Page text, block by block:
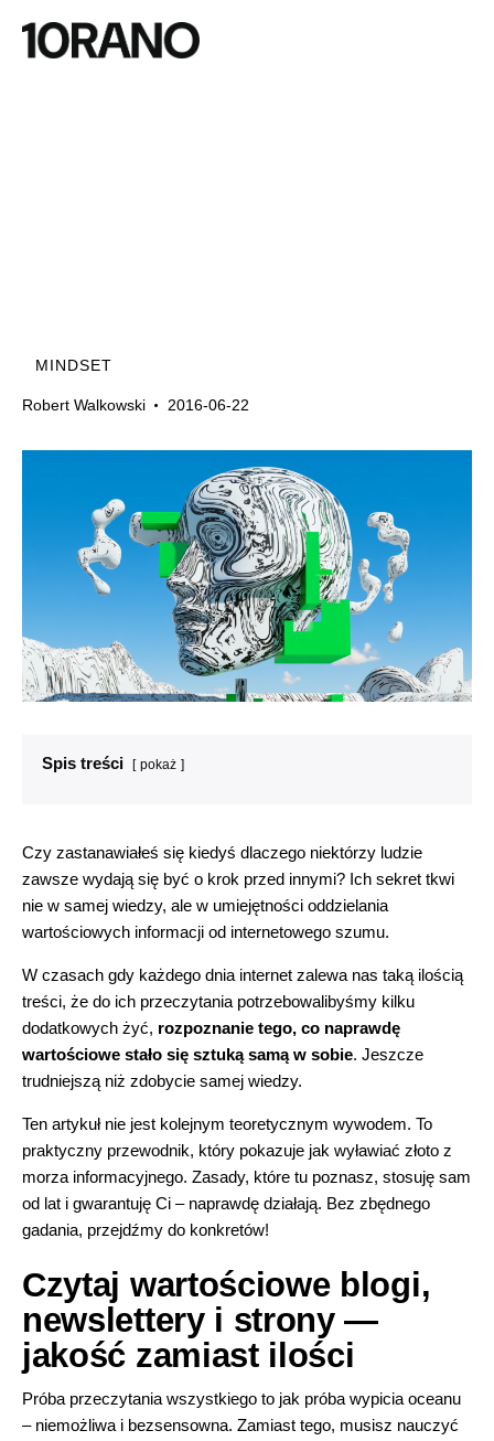
MINDSET
Robert Walkowski 2016-06-22
Spis treści pokaż
Czy zastanawiałeś się kiedyś dlaczego niektórzy ludzie
zawsze wydają się być o krok przed innymi? Ich sekret tkwi
nie w samej wiedzy, ale w umiejętności oddzielania
wartościowych informacji od internetowego szumu.
W czasach gdy każdego dnia internet zalewa nas taką ilością
treści, że do ich przeczytania potrzebowalibyśmy kilku
dodatkowych żyć, rozpoznanie tego, co naprawdę
wartościowe stało się sztuką samą w sobie. Jeszcze
trudniejszą niż zdobycie samej wiedzy.
Ten artykuł nie jest kolejnym teoretycznym wywodem. To
praktyczny przewodnik, który pokazuje jak wyławiać złoto z
morza informacyjnego. Zasady, które tu poznasz, stosuję sam
od lat i gwarantuję Ci – naprawdę działają. Bez zbędnego
gadania, przejdźmy do konkretów!
Czytaj wartościowe blogi,
newslettery i strony —
jakość zamiast ilości
Próba przeczytania wszystkiego to jak próba wypicia oceanu
– niemożliwa i bezsensowna. Zamiast tego, musisz nauczyć